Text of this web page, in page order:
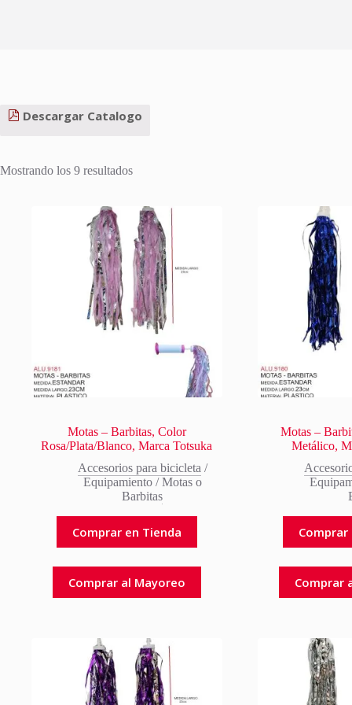
Descargar Catalogo
Mostrando los 9 resultadosOrdenado
últimos
Motas – Barbitas, Color
Rosa/Plata/Blanco, Marca Totsuka
Accesorios para bicicleta /
Equipamiento/Motas o
Barbitas
Comprar en Tienda
Comprar al Mayoreo
Motas –
Metálico,
Comprar
Comprar